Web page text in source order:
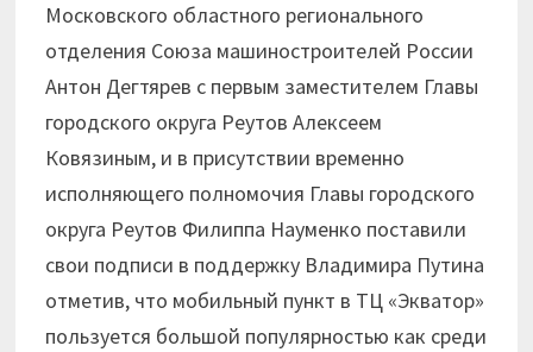
Московского областного регионального
отделения Союза машиностроителей России
Антон Дегтярев с первым заместителем Главы
городского округа Реутов Алексеем
Ковязиным, и в присутствии временно
исполняющего полномочия Главы городского
округа Реутов Филиппа Науменко поставили
свои подписи в поддержку Владимира Путина
отметив, что мобильный пункт в ТЦ «Экватор»
пользуется большой популярностью как среди